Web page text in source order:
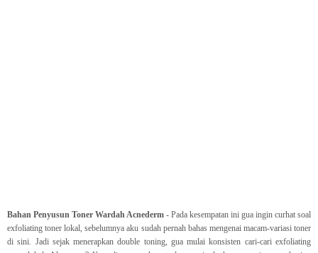
Bahan Penyusun Toner Wardah Acnederm - Pada kesempatan ini gua ingin curhat soal
exfoliating toner lokal, sebelumnya aku sudah pernah bahas mengenai macam-variasi toner
di sini. Jadi sejak menerapkan double toning, gua mulai konsisten cari-cari exfoliating